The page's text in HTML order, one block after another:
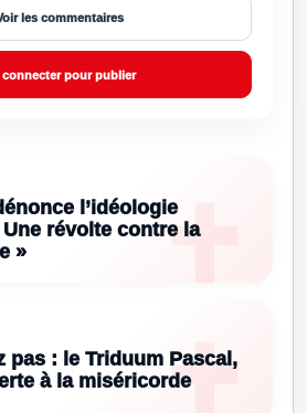
les commentaires
connecter pour publier
l’idéologie
révolte contre la
»
pas : le Triduum Pascal,
à la miséricorde